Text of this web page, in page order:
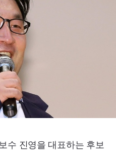
수 진영을 대표하는 후보